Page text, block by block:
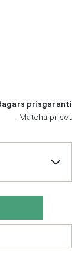
prisgaranti
Matcha priset